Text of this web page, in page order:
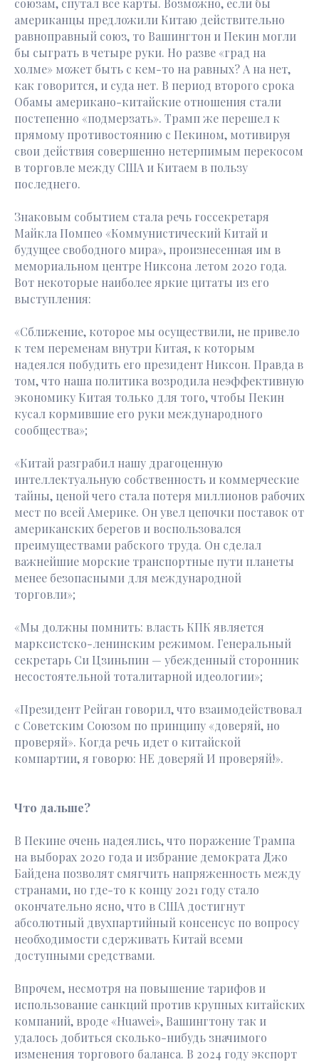
союзам, спутал все карты. Возможно, если бы
американцы предложили Китаю действительно
равноправный союз, то Вашингтон и Пекин могли
бы сыграть в четыре руки. Но разве «град на
холме» может быть с кем-то на равных? А на нет,
как говорится, и суда нет. В период второго срока
Обамы американо-китайские отношения стали
постепенно «подмерзать». Трамп же перешел к
прямому противостоянию с Пекином, мотивируя
свои действия совершенно нетерпимым перекосом
в торговле между США и Китаем в пользу
последнего.
Знаковым событием стала речь госсекретаря
Майкла Помпео «Коммунистический Китай и
будущее свободного мира», произнесенная им в
мемориальном центре Никсона летом 2020 года.
Вот некоторые наиболее яркие цитаты из его
выступления:
«Сближение, которое мы осуществили, не привело
к тем переменам внутри Китая, к которым
надеялся побудить его президент Никсон. Правда в
том, что наша политика возродила неэффективную
экономику Китая только для того, чтобы Пекин
кусал кормившие его руки международного
сообщества»;
«Китай разграбил нашу драгоценную
интеллектуальную собственность и коммерческие
тайны, ценой чего стала потеря миллионов рабочих
мест по всей Америке. Он увел цепочки поставок от
американских берегов и воспользовался
преимуществами рабского труда. Он сделал
важнейшие морские транспортные пути планеты
менее безопасными для международной
торговли»;
«Мы должны помнить: власть КПК является
марксистско-ленинским режимом. Генеральный
секретарь Си Цзиньпин — убежденный сторонник
несостоятельной тоталитарной идеологии»;
«Президент Рейган говорил, что взаимодействовал
с Советским Союзом по принципу «доверяй, но
проверяй». Когда речь идет о китайской
компартии, я говорю: НЕ доверяй И проверяй!».
Что дальше?
В Пекине очень надеялись, что поражение Трампа
на выборах 2020 года и избрание демократа Джо
Байдена позволят смягчить напряженность между
странами, но где-то к концу 2021 году стало
окончательно ясно, что в США достигнут
абсолютный двухпартийный консенсус по вопросу
необходимости сдерживать Китай всеми
доступными средствами.
Впрочем, несмотря на повышение тарифов и
использование санкций против крупных китайских
компаний, вроде «Huawei», Вашингтону так и
удалось добиться сколько-нибудь значимого
изменения торгового баланса. В 2024 году экспорт